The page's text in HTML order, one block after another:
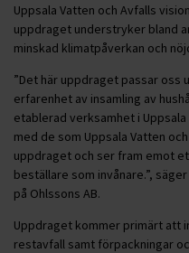
Uppsala Vatten och Avfalls
uppdraget understryker bland
minskad klimatpåverkan och
”Det här uppdraget passar oss
erfarenhet av insamling av
etablerad verksamhet i
med de som Uppsala Vatten
uppdraget och ser fram emot
beställare som invånare.”,
på Ohlssons AB.
Uppdraget kommer primärt att
restavfall samt förpackningar